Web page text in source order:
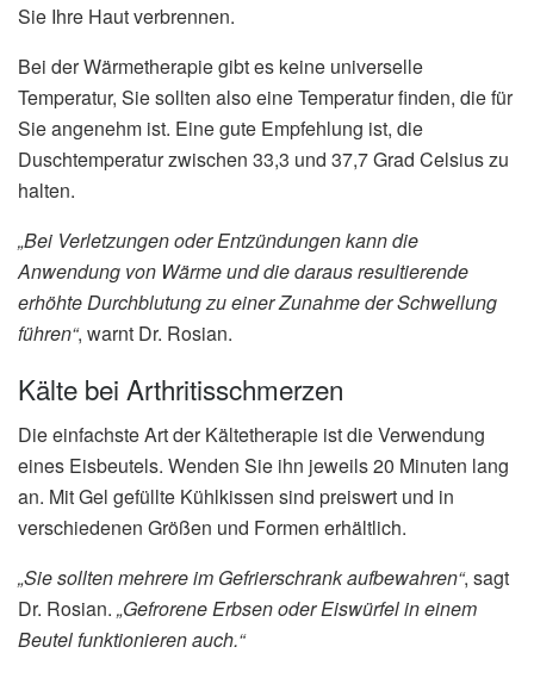
Sie Ihre Haut verbrennen.
Bei der Wärmetherapie gibt es keine universelle
Temperatur, Sie sollten also eine Temperatur finden, die für
Sie angenehm ist. Eine gute Empfehlung ist, die
Duschtemperatur zwischen 33,3 und 37,7 Grad Celsius zu
halten.
„Bei Verletzungen oder Entzündungen kann die
Anwendung von Wärme und die daraus resultierende
erhöhte Durchblutung zu einer Zunahme der Schwellung
führen“, warnt Dr. Rosian.
Kälte bei Arthritisschmerzen
Die einfachste Art der Kältetherapie ist die Verwendung
eines Eisbeutels. Wenden Sie ihn jeweils 20 Minuten lang
an. Mit Gel gefüllte Kühlkissen sind preiswert und in
verschiedenen Größen und Formen erhältlich.
„Sie sollten mehrere im Gefrierschrank aufbewahren“, sagt
Dr. Rosian. „Gefrorene Erbsen oder Eiswürfel in einem
Beutel funktionieren auch.“